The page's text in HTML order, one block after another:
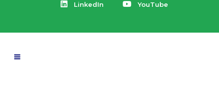
LinkedIn YouTube